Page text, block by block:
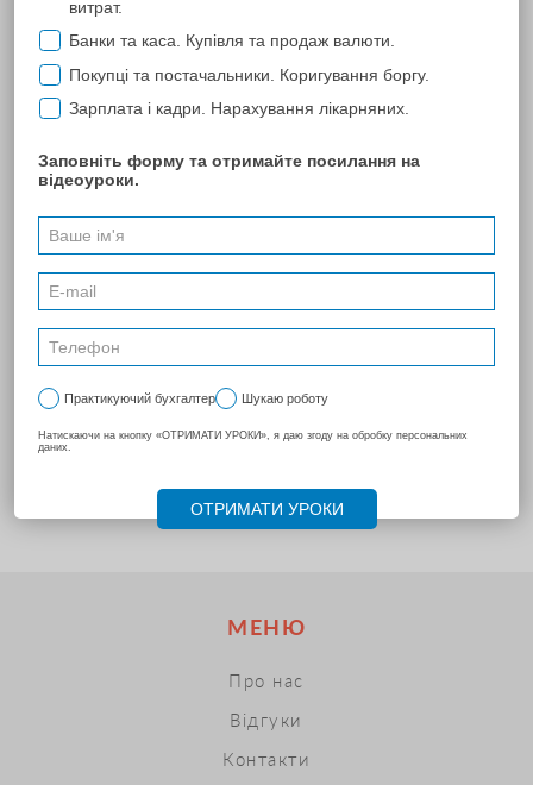
InfoBOX- заповнить картки ваших контрагентів даними з
держреєстрів.
Отримуйте рахунок сьогодні, сплачуйте в ЧОРНУ П’ЯТНИЦЮ!
Встановлення, налаштування і навчання програмам проводиться
Не пропустіть супер-знижки!
МЕНЮ
Про нас
Відгуки
Контакти